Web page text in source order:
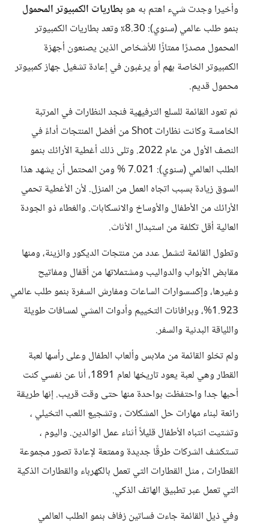
وأخيرا وجدت شيء اهتم به هوبطاريات الكمبيوتر المحمول
بنمو طلب عالمي (سنوي): 8.30٪ وتعد بطاريات الكمبيوتر
المحمول مصدرًا ممتازًا للأشخاص الذين يصنعون أجهزة
الكمبيوتر الخاصة بهم أو يرغبون في إعادة تشغيل جهاز كمبيوتر
محمول قديم.
ثم تعود القائمة للسلع الترفيهية فنجد النظارات في المرتبة
الخامسة وكانت نظارات Shot من أفضل المنتجات أداءً في
النصف الأول من عام 2022. وتلى ذلك أغطية الأرائك بنمو
الطلب العالمي (سنوي): 7.021 % ومن المحتمل أن يشهد هذا
السوق زيادة بسبب اتجاه العمل من المنزل. لأن الأغطية تحمي
الأرائك من الأطفال والأوساخ والانسكابات. والغطاء ذو الجودة
العالية أقل تكلفة من استبدال الأثاث.
وتطول القائمة لتشمل عدد من منتجات الديكور والزينة، ومنها
مقابض الأبواب والدواليب ومشتملاتها من أقفال ومفاتيح
وغيرها، وإكسسوارات الساعات ومفارش السفرة بنمو طلب عالمي
1.923%، وبرافانات التخييم وأدوات المشي لمسافات طويلة
واللياقة البدنية والسفر.
ولم تخلو القائمة من ملابس وألعاب الطفال وعلى رأسها لعبة
القطار وهي لعبة يعود تاريخها لعام 1891، أنا عن نفسي كنت
أحبها جدا واحتفظت بواحدة منها حتى وقت قريب. إنها طريقة
رائعة لبناء مهارات حل المشكلات ، وتشجيع اللعب التخيلي ،
وتشتيت انتباه الأطفال قليلاً أثناء عمل الوالدين. واليوم ،
تستكشف الشركات طرقًا جديدة وممتعة لإعادة تصور مجموعة
القطارات ، مثل القطارات التي تعمل بالكهرباء والقطارات الذكية
التي تعمل عبر تطبيق الهاتف الذكي.
وفي ذيل القائمة جاءت فساتين زفاف بنمو الطلب العالمي